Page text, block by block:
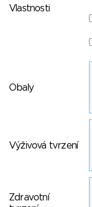
Vlastnosti
Obaly
Výživová tvrzení
Zdravotní